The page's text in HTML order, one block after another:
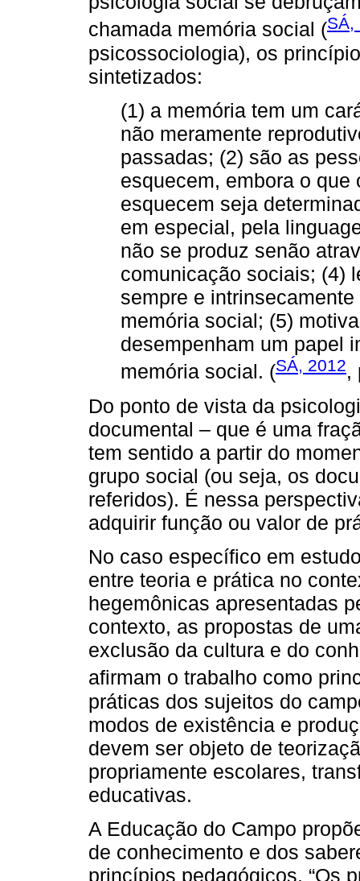
chamada memória social (SÁ,
psicossociologia), os
sintetizados:
(1) a memória tem um
não meramente
passadas; (2) são as
esquecem, embora o
esquecem seja
em especial, pela
não se produz senão
comunicação sociais; (4)
sempre e
memória social; (5)
desempenham um papel
memória social. (SÁ, 2012,
Do ponto de vista da
documental – que é uma
tem sentido a partir do
grupo social (ou seja, os
referidos). É nessa
adquirir função ou valor de
No caso específico em
entre teoria e prática no
hegemônicas apresentadas
contexto, as propostas de
exclusão da cultura e do
afirmam o trabalho como
práticas dos sujeitos do
modos de existência e
devem ser objeto de
propriamente escolares,
educativas.
A Educação do Campo
de conhecimento e dos
princípios pedagógicos. “Os